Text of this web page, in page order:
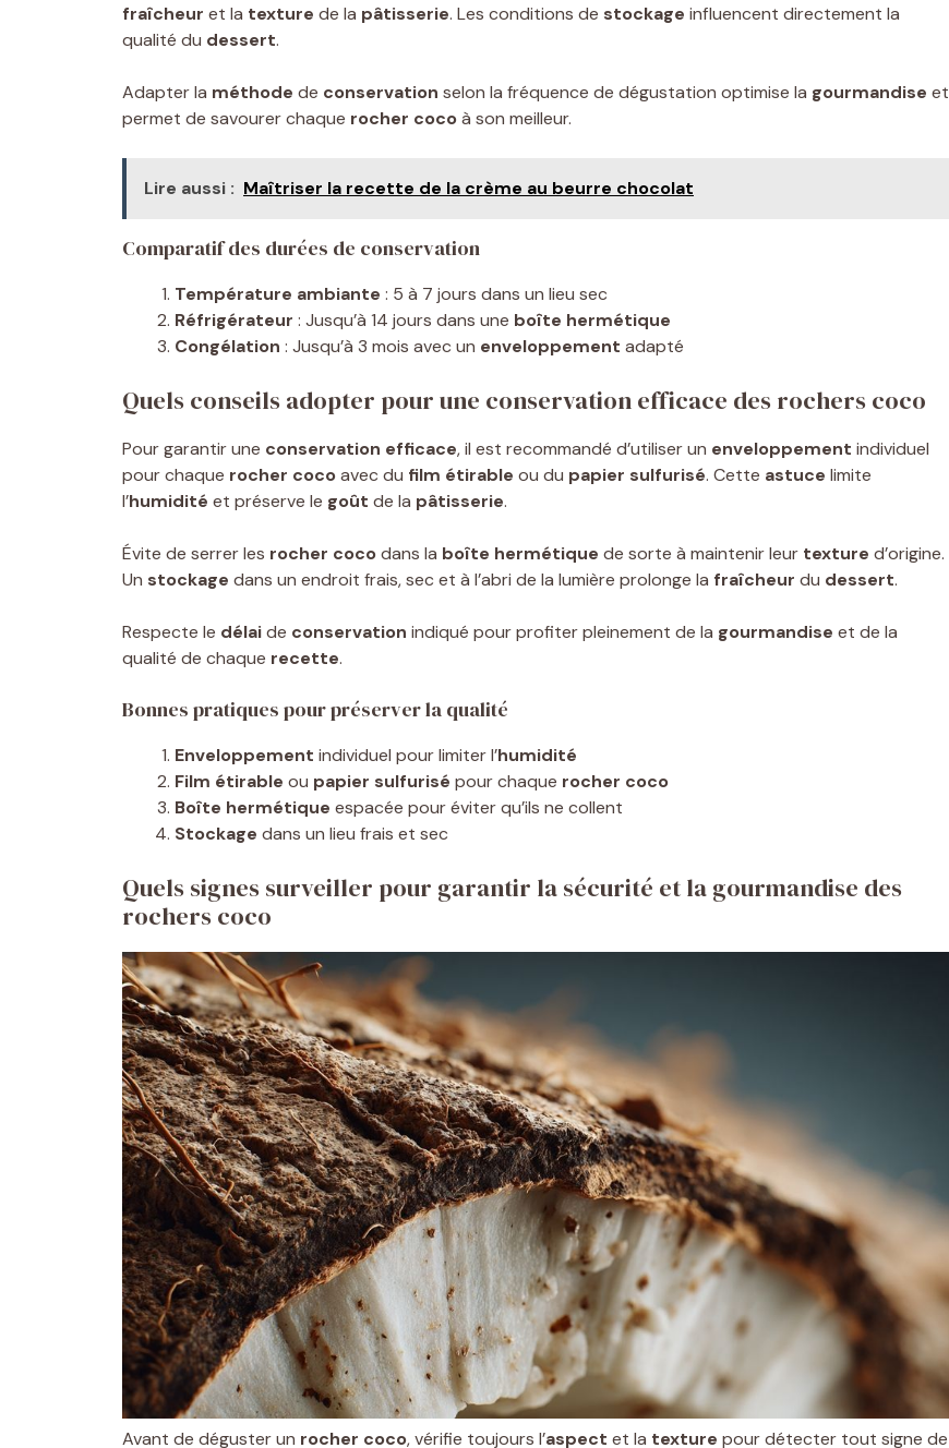
fraîcheur et la texture de la pâtisserie. Les conditions de stockage influencent directement la
qualité du dessert.
Adapter la méthode de conservation selon la fréquence de dégustation optimise la gourmandise et
permet de savourer chaque rocher cocoà son meilleur.
Lire aussi : Maîtriser la recette de la crème au beurre chocolat
Comparatif des durées de conservation
Température ambiante : 5 à 7 jours dans un lieu sec
Réfrigérateur : Jusqu’à 14 jours dans une boîte hermétique
Congélation : Jusqu’à 3 mois avec un enveloppement adapté
Quels conseils adopter pour une conservation efficace des rochers coco
Pour garantir une conservation efficace, il est recommandé d’utiliser un enveloppement individuel
pour chaque rocher cocoavec du film étirable ou du papier sulfurisé. Cette astuce limite
l’humidité et préserve le goût de la pâtisserie.
Évite de serrer les rocher cocodans la boîte hermétique de sorte à maintenir leur texture d’origine.
Un stockage dans un endroit frais, sec et à l’abri de la lumière prolonge la fraîcheur du dessert.
Respecte le délaide conservation indiqué pour profiter pleinement de la gourmandise et de la
qualité de chaque recette.
Bonnes pratiques pour préserver la qualité
Enveloppement individuel pour limiter l’humidité
Film étirable ou papier sulfurisé pour chaque rocher coco
Boîte hermétique espacée pour éviter qu’ils ne collent
Stockage dans un lieu frais et sec
Quels signes surveiller pour garantir la sécurité et la gourmandise des
rochers coco
Avant de déguster un rocher coco, vérifie toujours l’aspect et la texture pour détecter tout signe de